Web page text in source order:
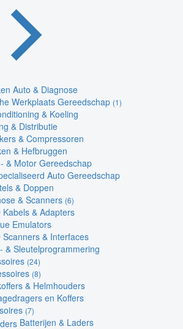
Auto & Diagnose
Werkplaats Gereedschap (1)
& Koeling
& Distributie
& Compressoren
& Hefbruggen
& Motor Gereedschap
Auto Gereedschap
& Doppen
& Scanners (6)
Kabels & Adapters
Emulators
Scanners & Interfaces
& Sleutelprogrammering
(24)
(8)
& Helmhouders
en Koffers
(7)
Batterijen & Laders